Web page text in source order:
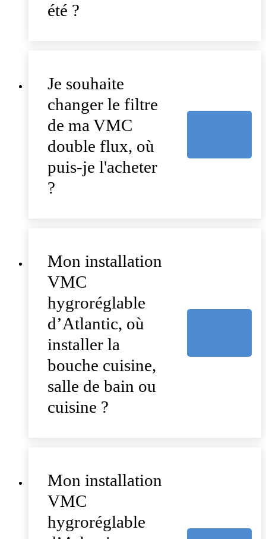
été ?
Je souhaite
changer le filtre
de ma VMC
double flux, où
puis-je l'acheter
?
Mon installation
VMC
hygroréglable
d’Atlantic, où
installer la
bouche cuisine,
salle de bain ou
cuisine ?
Mon installation
VMC
hygroréglable